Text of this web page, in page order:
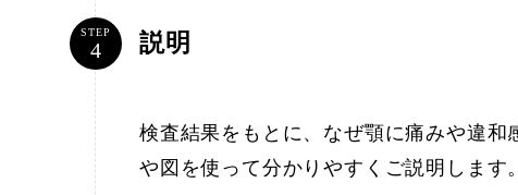
STEP 説明
検査結果をもとに、なぜ顎に痛みや違和
や図を使って分かりやすくご説明します。